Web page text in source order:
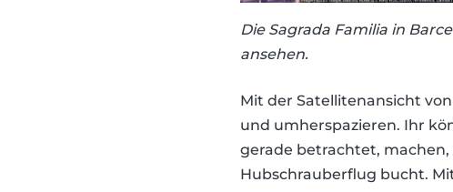
Die Sagrada Familia in
ansehen.
Mit der Satellitenansicht
und umherspazieren. Ihr
gerade betrachtet,
Hubschrauberflug bucht.